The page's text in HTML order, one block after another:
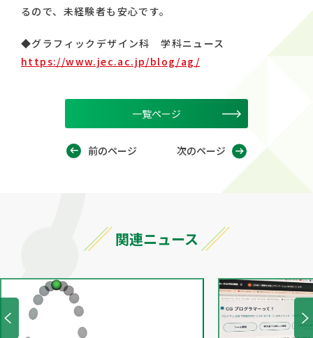
るので、未経験者も安心です。
◆グラフィックデザイン科 学科ニュース
https://www.jec.ac.jp/blog/ag/
前のページ
一覧ページ
次のページ
関連ニュース